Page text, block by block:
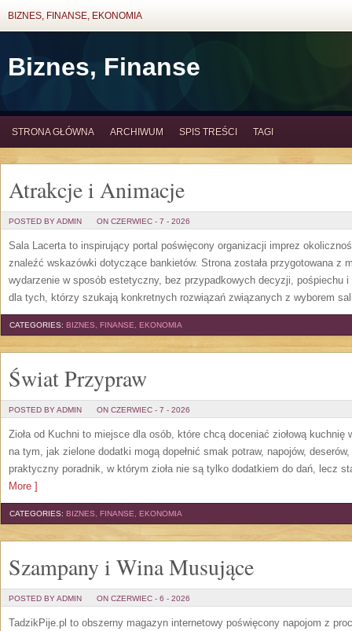
BIZNES, FINANSE, EKONOMIA
Biznes, Finanse
STRONA GŁÓWNA ARCHIWUM SPIS TREŚCI TAGI
Atrakcje i Animacje
POSTED BY ADMIN ON CZERWIEC - 7 - 2026
Sala Lacerta to inspirujący portal poświęcony organizacji imprez
znaleźć wskazówki dotyczące bankietów. Strona została przygotowana z
wydarzenie w sposób estetyczny, bez przypadkowych decyzji, pośpiechu
dla tych, którzy szukają konkretnych rozwiązań związanych z wyborem
CATEGORIES: BIZNES, FINANSE, EKONOMIA
Świat Przypraw
POSTED BY ADMIN ON CZERWIEC - 7 - 2026
Zioła od Kuchni to miejsce dla osób, które chcą doceniać ziołową
na tym, jak zielone dodatki mogą dopełnić smak potraw, napojów,
praktyczny poradnik, w którym zioła nie są tylko dodatkiem do dań, lecz
More ]
CATEGORIES: BIZNES, FINANSE, EKONOMIA
Szampany i Wina Musujące
POSTED BY ADMIN ON CZERWIEC - 6 - 2026
TadzikPije.pl to obszerny magazyn internetowy poświęcony napojom z